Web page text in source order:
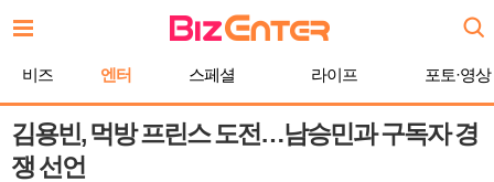
문
비즈 엔터 스페셜 라이프 포토·영상
김용빈, 먹방 프린스 도전…남승민과 구독자 경
쟁 선언